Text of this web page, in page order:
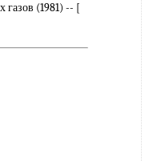
газов (1981) -- [